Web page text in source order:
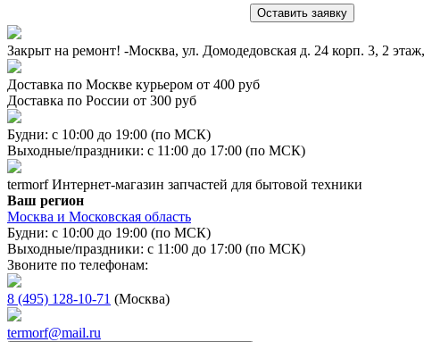
Закрыт на ремонт! -Москва, ул. Домодедовская д. 24 корп. 3, 2
Доставка по Москве курьером от 400 руб
Доставка по России от 300 руб
Будни: с 10:00 до 19:00 (по МСК)
Выходные/праздники: с 11:00 до 17:00 (по МСК)
termorf Интернет-магазин запчастей для бытовой техники
Ваш регион
Москва и Московская область
Будни: с 10:00 до 19:00 (по МСК)
Выходные/праздники: с 11:00 до 17:00 (по МСК)
Звоните по телефонам:
8 (495) 128-10-71 (Москва)
termorf@mail.ru